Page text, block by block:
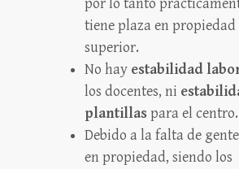
tiene plaza en propiedad
superior.
No hay estabilidad
los docentes, ni
plantillaspara el centro.
Debido a la falta de
en propiedad, siendo los